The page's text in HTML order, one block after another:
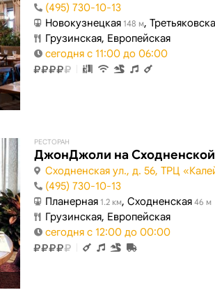
(495) 730-10-13
Новокузнецкая 148 м,
Грузинская, Европейская
сегодня с 11:00 до 06:00
РЕСТОРАН
ДжонДжоли на Сходненской
Сходненская ул., д. 56, ТРЦ
(495) 730-10-13
Планерная 1.2 км, Сходненская 46 м
Грузинская, Европейская
сегодня с 12:00 до 00:00